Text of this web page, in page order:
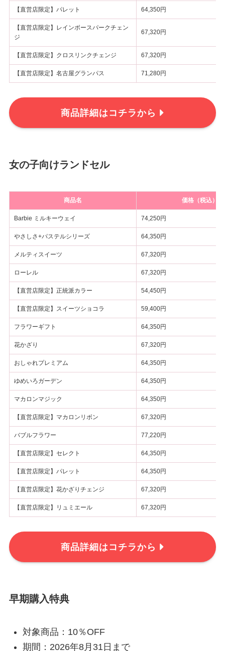
【直営店限定】パレット 64,350円
【直営店限定】レインボースパークチェン
ジ
67,320円
【直営店限定】クロスリンクチェンジ 67,320円
【直営店限定】名古屋グランパス 71,280円
商品詳細はコチラから
女の子向けランドセル
商品名 価格（税込）
Barbie ミルキーウェイ 74,250円
やさしさ+パステルシリーズ 64,350円
メルティスイーツ 67,320円
ローレル 67,320円
【直営店限定】正統派カラー 54,450円
【直営店限定】スイーツショコラ 59,400円
フラワーギフト 64,350円
花かざり 67,320円
おしゃれプレミアム 64,350円
ゆめいろガーデン 64,350円
マカロンマジック 64,350円
【直営店限定】マカロンリボン 67,320円
バブルフラワー 77,220円
【直営店限定】セレクト 64,350円
【直営店限定】パレット 64,350円
【直営店限定】花かざりチェンジ 67,320円
【直営店限定】リュミエール 67,320円
商品詳細はコチラから
早期購入特典
対象商品：10％OFF
期間：2026年8月31日まで